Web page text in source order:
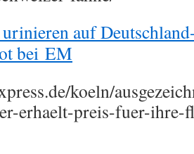
auf
bei EM
koeln/
erhaelt-preis-fuer-